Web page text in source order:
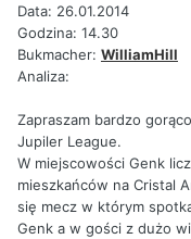
Data: 26.01.2014
Godzina: 14.30
Bukmacher: WilliamHill
Analiza:
Zapraszam bardzo
Jupiler League.
W miejscowości Genk
mieszkańców na Cristal
się mecz w którym
Genk a w gości z dużo